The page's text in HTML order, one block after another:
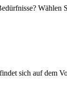
sich auf dem